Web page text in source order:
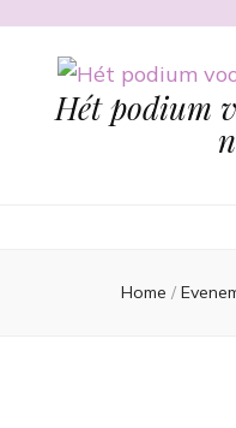
Hét podium
Home /